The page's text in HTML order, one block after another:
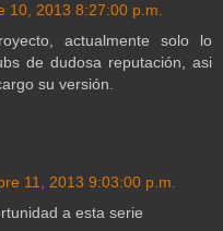
10, 2013 8:27:00 p.m.
actualmente solo lo
de dudosa reputación, asi
su versión.
11, 2013 9:03:00 p.m.
a esta serie